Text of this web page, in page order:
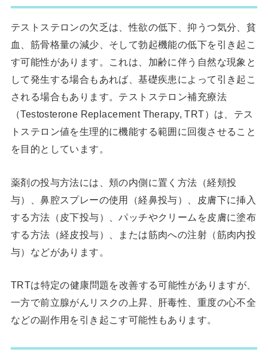
テストステロンの欠乏は、性欲の低下、抑うつ気分、貧
血、筋骨格量の減少、そして勃起機能の低下を引き起こ
す可能性があります。これは、加齢に伴う自然な現象と
して発生する場合もあれば、基礎疾患によって引き起こ
される場合もあります。テストステロン補充療法
（Testosterone Replacement Therapy, TRT）は、テス
トステロン値を生理的に機能する範囲に回復させること
を目的としています。
薬剤の投与方法には、頬の内側に置く方法（経頬投
与）、鼻腔スプレーの使用（経鼻投与）、皮膚下に挿入
する方法（皮下投与）、パッチやクリームを皮膚に塗布
する方法（経皮投与）、または筋肉への注射（筋肉内投
与）などがあります。
TRTは特定の健康問題を改善する可能性がありますが、
一方で前立腺がんリスクの上昇、肝毒性、重度の心不全
などの副作用を引き起こす可能性もあります。